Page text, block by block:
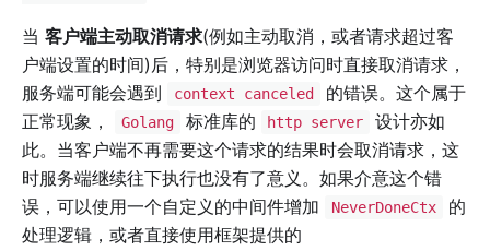
当 客户端主动取消请求(例如主动取消，或者请求超过客
户端设置的时间)后，特别是浏览器访问时直接取消请求，
服务端可能会遇到
context canceled
的错误。这个属于
正常现象，
Golang 标准库的 http server
设计亦如
此。当客户端不再需要这个请求的结果时会取消请求，这
时服务端继续往下执行也没有了意义。如果介意这个错
误，可以使用一个自定义的中间件增加
NeverDoneCtx
的
处理逻辑，或者直接使用框架提供的